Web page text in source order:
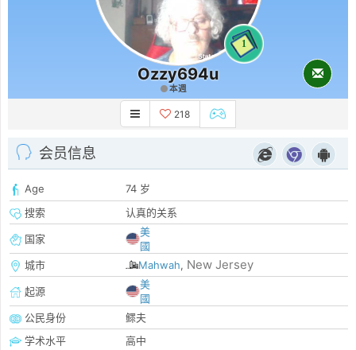
1
Ozzy694u
本週
218
会员信息
Age
74 岁
搜索
认真的关系
国家
美
國
城市
Mahwah, New Jersey
起源
美
國
公民身份
鳏夫
学术水平
高中